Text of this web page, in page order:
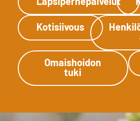
Kotisiivous
Omaishoidon
tuki